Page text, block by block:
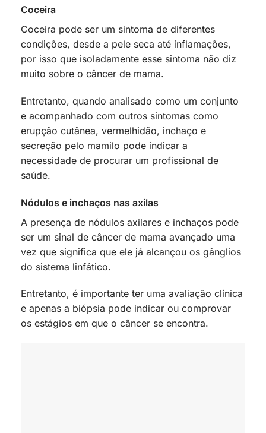
Coceira
Coceira pode ser um sintoma de diferentes
condições, desde a pele seca até inflamações,
por isso que isoladamente esse sintoma não diz
muito sobre o câncer de mama.
Entretanto, quando analisado como um conjunto
e acompanhado com outros sintomas como
erupção cutânea, vermelhidão, inchaço e
secreção pelo mamilo pode indicar a
necessidade de procurar um profissional de
saúde.
Nódulos e inchaços nas axilas
A presença de nódulos axilares e inchaços pode
ser um sinal de câncer de mama avançado uma
vez que significa que ele já alcançou os gânglios
do sistema linfático.
Entretanto, é importante ter uma avaliação clínica
e apenas a biópsia pode indicar ou comprovar
os estágios em que o câncer se encontra.